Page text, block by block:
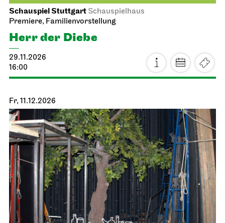
Schauspiel Stuttgart Schauspielhaus
Premiere, Familienvorstellung
Herr der Diebe
29.11.2026
16:00
Fr, 11.12.2026